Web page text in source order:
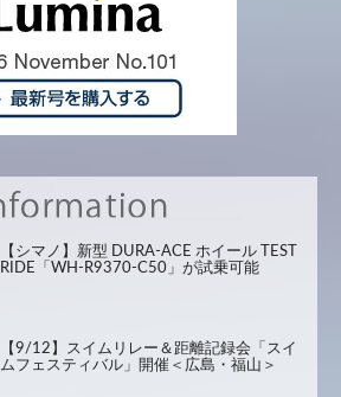
【シマノ】新型 DURA-ACE ホイール TEST
RIDE「WH-R9370-C50」が試乗可能
【9/12】スイムリレー＆距離記録会「スイ
ムフェスティバル」開催＜広島・福山＞